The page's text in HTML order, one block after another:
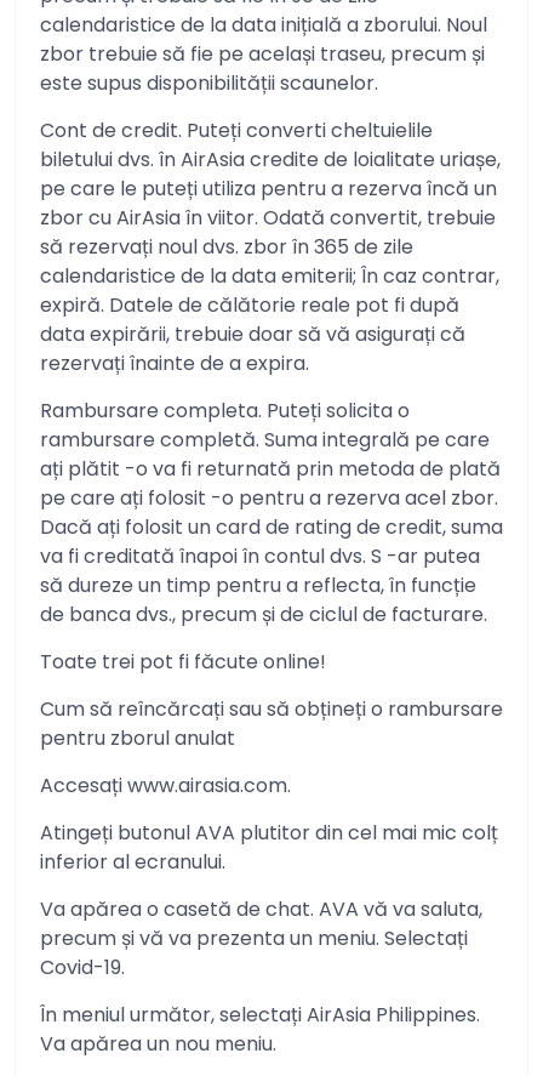
calendaristice de la data inițială a zborului. Noul
zbor trebuie să fie pe același traseu, precum și
este supus disponibilității scaunelor.
Cont de credit. Puteți converti cheltuielile
biletului dvs. în AirAsia credite de loialitate uriașe,
pe care le puteți utiliza pentru a rezerva încă un
zbor cu AirAsia în viitor. Odată convertit, trebuie
să rezervați noul dvs. zbor în 365 de zile
calendaristice de la data emiterii; În caz contrar,
expiră. Datele de călătorie reale pot fi după
data expirării, trebuie doar să vă asigurați că
rezervați înainte de a expira.
Rambursare completa. Puteți solicita o
rambursare completă. Suma integrală pe care
ați plătit -o va fi returnată prin metoda de plată
pe care ați folosit -o pentru a rezerva acel zbor.
Dacă ați folosit un card de rating de credit, suma
va fi creditată înapoi în contul dvs. S -ar putea
să dureze un timp pentru a reflecta, în funcție
de banca dvs., precum și de ciclul de facturare.
Toate trei pot fi făcute online!
Cum să reîncărcați sau să obțineți o rambursare
pentru zborul anulat
Accesați www.airasia.com.
Atingeți butonul AVA plutitor din cel mai mic colț
inferior al ecranului.
Va apărea o casetă de chat. AVA vă va saluta,
precum și vă va prezenta un meniu. Selectați
Covid-19.
În meniul următor, selectați AirAsia Philippines.
Va apărea un nou meniu.